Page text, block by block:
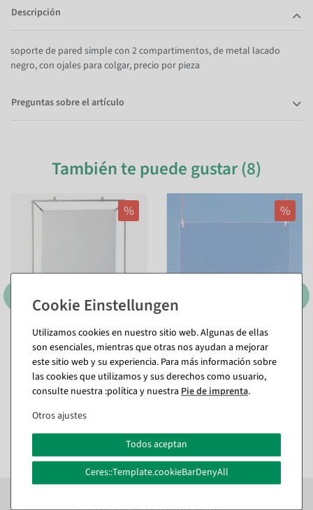
Descripción
soporte de pared simple con 2 compartimentos, de metal lacado
negro, con ojales para colgar, precio por pieza
Preguntas sobre el artículo
También te puede gustar (8)
%
Marco tensor DIN A3
Disponible de inmediato
11,84 €
4,95 EUR más IVA
%
Protección para carteles,
acrílico, DIN A5
Disponible de inmediato
Utilizamos cookies en nuestro sitio web. Algunas de ellas
son esenciales, mientras que otras nos ayudan a mejorar
este sitio web y su experiencia. Para más información sobre
las cookies que utilizamos y sus derechos como usuario,
consulte nuestra :política y nuestra Pie de imprenta.
Otros ajustes
Todos aceptan
Ceres::Template.cookieBarDenyAll